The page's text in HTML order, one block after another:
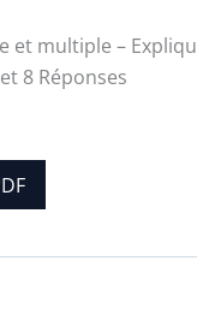
et multiple –
8 Réponses